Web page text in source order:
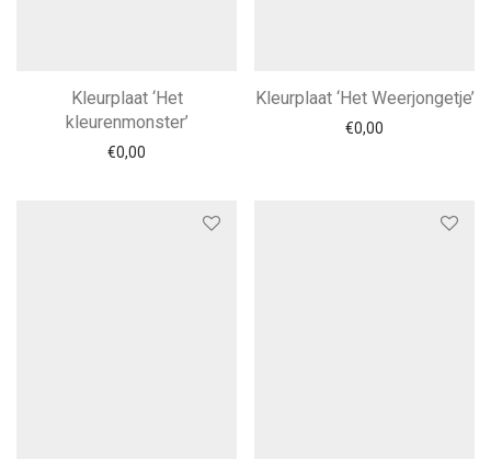
Kleurplaat ‘Het
kleurenmonster’
€0,00
Kleurplaat ‘Het Weerjongetje’
€0,00